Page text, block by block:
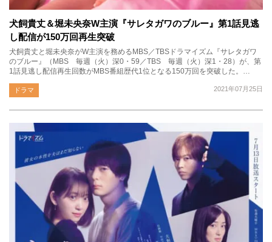
犬飼貴丈＆堀未央奈W主演『サレタガワのブルー』第1話見逃
し配信が150万回再生突破
犬飼貴丈と堀未央奈がW主演を務めるMBS／TBSドラマイズム『サレタガワ
のブルー』（MBS 毎週（火）深0・59／TBS 毎週（火）深1・28）が、第
1話見逃し配信再生回数がMBS番組歴代1位となる150万回を突破した。…
2021年07月25日
ドラマ